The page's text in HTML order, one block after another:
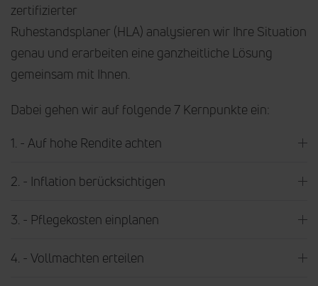
zertifizierter
Ruhestandsplaner (HLA) analysieren wir Ihre Situation
genau und erarbeiten eine ganzheitliche Lösung
gemeinsam mit Ihnen.
Dabei gehen wir auf folgende 7 Kernpunkte ein:
1. - Auf hohe Rendite achten
2. - Inflation berücksichtigen
3. - Pflegekosten einplanen
4. - Vollmachten erteilen